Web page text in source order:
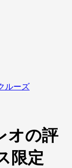
ルーズ
オの評
限定